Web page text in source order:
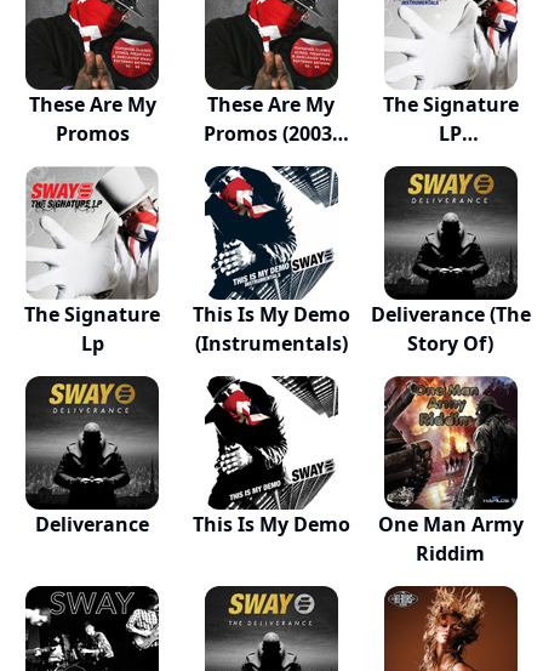
These Are My
Promos
These Are My
Promos (2003-
2005)
The Signature
LP
(Instrumentals)
The Signature
Lp
This Is My Demo
(Instrumentals)
Deliverance (The
Story Of)
Deliverance This Is My Demo
One Man Army
Riddim